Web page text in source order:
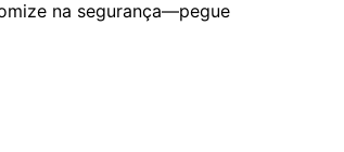
na segurança—pegue